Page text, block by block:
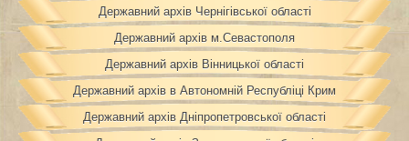
Державний архів Чернігівської області
Державний архів м.Севастополя
Державний архів Вінницької області
Державний архів в Автономній Республіці Крим
Державний архів Дніпропетровської області